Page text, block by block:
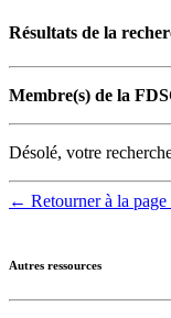
Résultats de la
Membre(s) de la
Désolé, votre
← Retourner à la page
Autres ressources